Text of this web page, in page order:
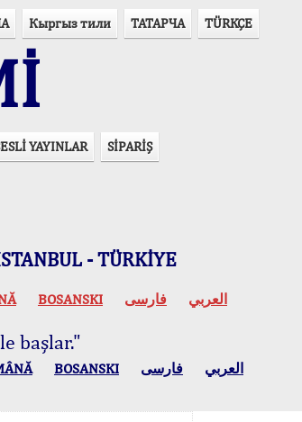
Кыргыз тили ТАТАРЧА TÜRKÇE
YAYINLAR SİPARİŞ
- TÜRKİYE
BOSANSKI العربي فارسی
başlar."
BOSANSKI العربي فارسی